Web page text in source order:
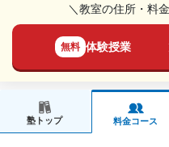
＼教室の住所・料
無料 体験授業
塾トップ 料金コース